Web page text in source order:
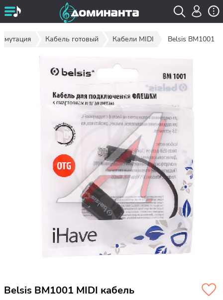
Кабель готовый Кабели MIDI Belsis BM1001
Belsis BM1001 MIDI кабель